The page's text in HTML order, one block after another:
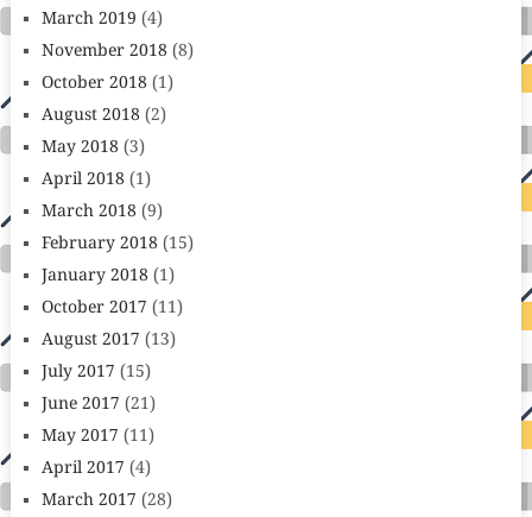
March 2019 (4)
November 2018(8)
October 2018(1)
August 2018(2)
May 2018(3)
April 2018(1)
March 2018(9)
February 2018(15)
January 2018(1)
October 2017 (11)
August 2017 (13)
July 2017 (15)
June 2017 (21)
May 2017 (11)
April 2017 (4)
March 2017 (28)